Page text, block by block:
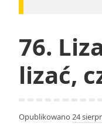
76.
lizać,
Opublikowano 24